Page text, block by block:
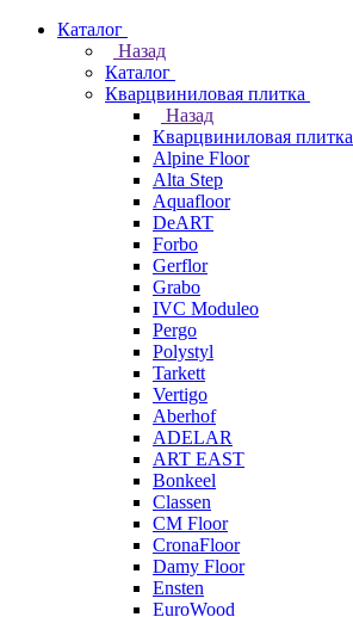
Каталог
Назад
Каталог
Кварцвиниловая плитка
Назад
Кварцвиниловая плитка
Alpine Floor
Alta Step
Aquafloor
DeART
Forbo
Gerflor
Grabo
IVC Moduleo
Pergo
Polystyl
Tarkett
Vertigo
Aberhof
ADELAR
ART EAST
Bonkeel
Classen
CM Floor
CronaFloor
Damy Floor
Ensten
EuroWood